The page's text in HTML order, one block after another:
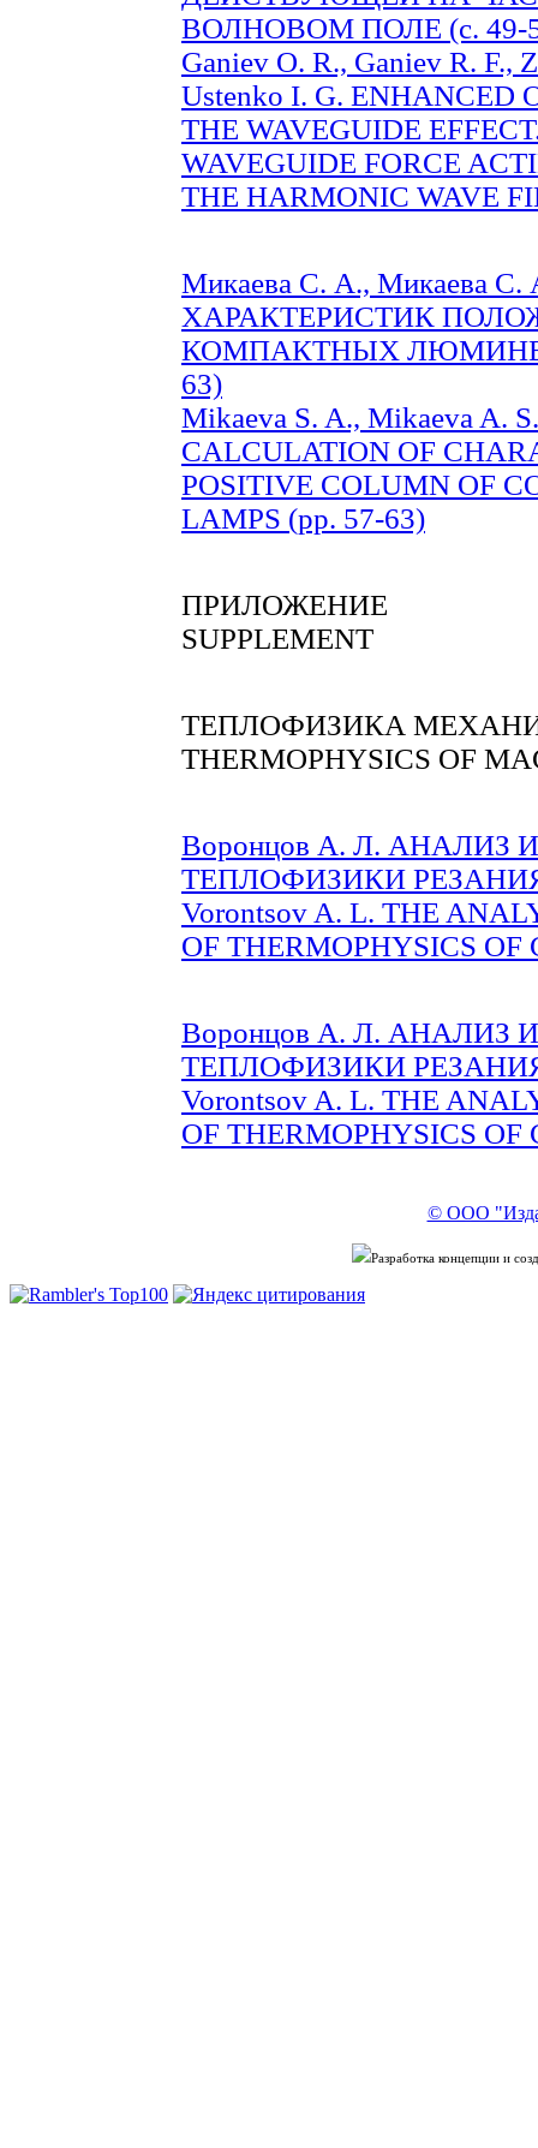
ВОЛНОВОМ ПОЛЕ (c. 49-
Ganiev O. R., Ganiev R. F.,
Ustenko I. G. ENHANCED
THE WAVEGUIDE
WAVEGUIDE FORCE
THE HARMONIC WAVE
Микаева С. А., Микаева
ХАРАКТЕРИСТИК
КОМПАКТНЫХ
63)
Mikaeva S. A., Mikaeva A.
CALCULATION OF
POSITIVE COLUMN OF
LAMPS (pp. 57-63)
ПРИЛОЖЕНИЕ
SUPPLEMENT
ТЕПЛОФИЗИКА
THERMOPHYSICS OF
Воронцов А. Л.
ТЕПЛОФИЗИКИ РЕЗАНИЯ
Vorontsov A. L. THE
OF THERMOPHYSICS OF
Воронцов А. Л.
ТЕПЛОФИЗИКИ РЕЗАНИЯ
Vorontsov A. L. THE
OF THERMOPHYSICS OF
© ООО
Разработка концепции и